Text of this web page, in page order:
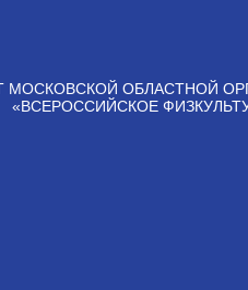
ОБЛАСТНОЙ
«ВСЕРОССИЙСКОЕ